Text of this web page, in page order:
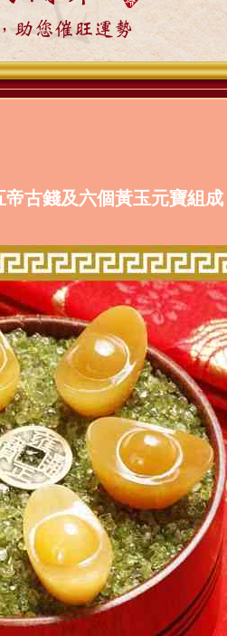
助您催旺運勢
古錢及六個黃玉元寶組